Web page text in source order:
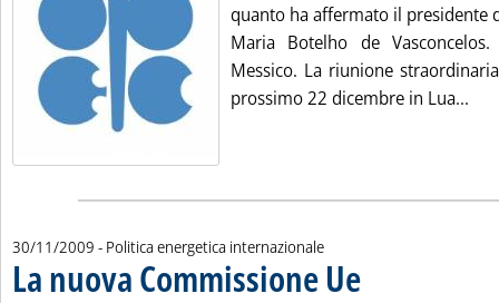
quanto ha affermato il presidente
Maria Botelho de
Messico. La riunione
prossimo 22 dicembre in Lua...
30/11/2009 - Politica energetica internazionale
La nuova Commissione Ue